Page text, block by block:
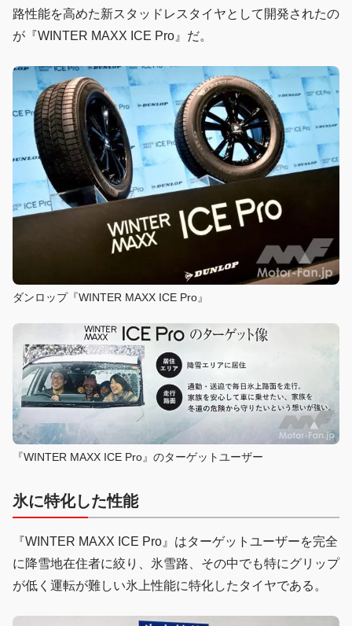
路性能を高めた新スタッドレスタイヤとして開発されたの
が『WINTER MAXX ICE Pro』だ。
ダンロップ『WINTER MAXX ICE Pro』
『WINTER MAXX ICE Pro』のターゲットユーザー
氷に特化した性能
『WINTER MAXX ICE Pro』はターゲットユーザーを完全
に降雪地在住者に絞り、氷雪路、その中でも特にグリップ
が低く運転が難しい氷上性能に特化したタイヤである。